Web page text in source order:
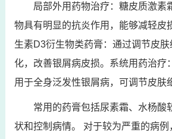
局部外用药物治疗：糖皮质激素
物具有明显的抗炎作用，能够减轻皮
生素D3衍生物类药膏：通过调节皮
化，改善银屑病皮损。系统用药治疗
用于全身泛发性银屑病，可调节皮肤
常用的药膏包括尿素霜、水杨酸
状和控制病情。 对于较为严重的病